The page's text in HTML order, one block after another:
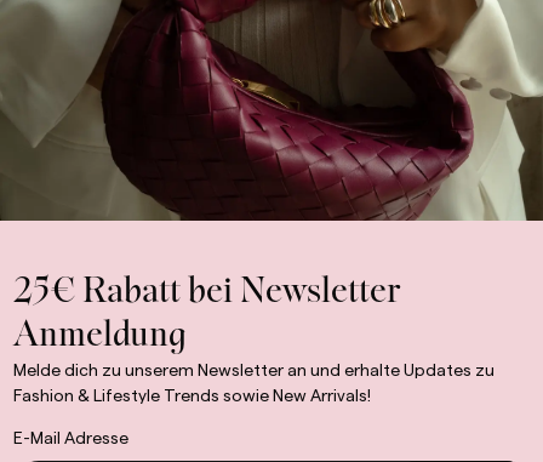
25€ Rabatt bei Newsletter
Anmeldung
Melde dich zu unserem Newsletter an und erhalte Updates zu
Fashion & Lifestyle Trends sowie New Arrivals!
E-Mail Adresse